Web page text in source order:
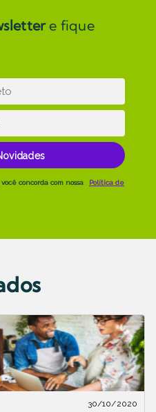
e fique
30/10/2020